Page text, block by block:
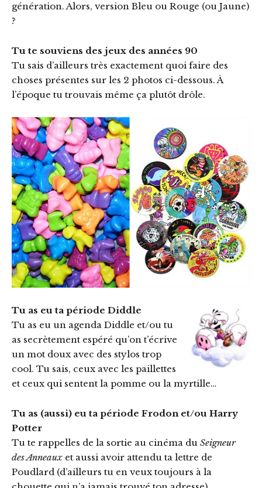
génération. Alors, version Bleu ou Rouge (ou Jaune)
?
Tu te souviens des jeux des années 90
Tu sais d’ailleurs très exactement quoi faire des
choses présentes sur les 2 photos ci-dessous. À
l’époque tu trouvais même ça plutôt drôle.
Tu as eu ta période Diddle
Tu as eu un agenda Diddle et/ou tu
as secrètement espéré qu’on t’écrive
un mot doux avec des stylos trop
cool. Tu sais, ceux avec les paillettes
et ceux qui sentent la pomme ou la myrtille…
Tu as (aussi) eu ta période Frodon et/ou Harry
Potter
Tu te rappelles de la sortie au cinéma du Seigneur
des Anneaux et aussi avoir attendu ta lettre de
Poudlard (d’ailleurs tu en veux toujours à la